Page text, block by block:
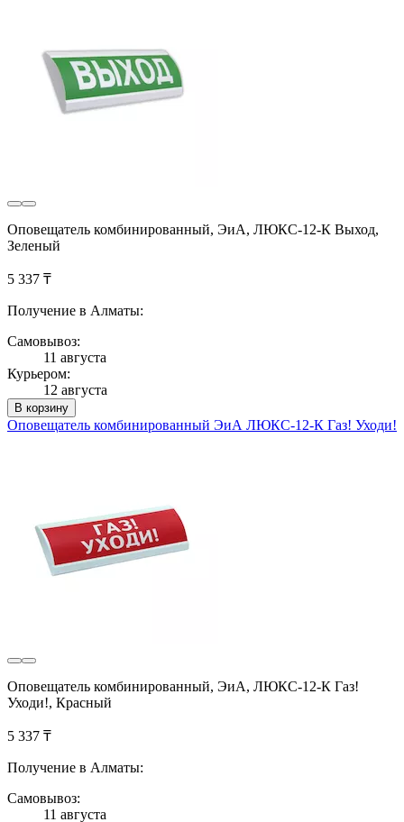
Оповещатель комбинированный, ЭиА, ЛЮКС-12-К Выход,
Зеленый
5 337 ₸
Получение в Алматы:
Самовывоз:
11 августа
Курьером:
12 августа
В корзину
Оповещатель комбинированный ЭиА ЛЮКС-12-К Газ! Уходи!
Оповещатель комбинированный, ЭиА, ЛЮКС-12-К Газ!
Уходи!, Красный
5 337 ₸
Получение в Алматы:
Самовывоз:
11 августа